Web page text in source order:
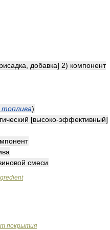
добавка] 2) компонент
топлива)
[высоко-эффективный]
смеси
покрытия